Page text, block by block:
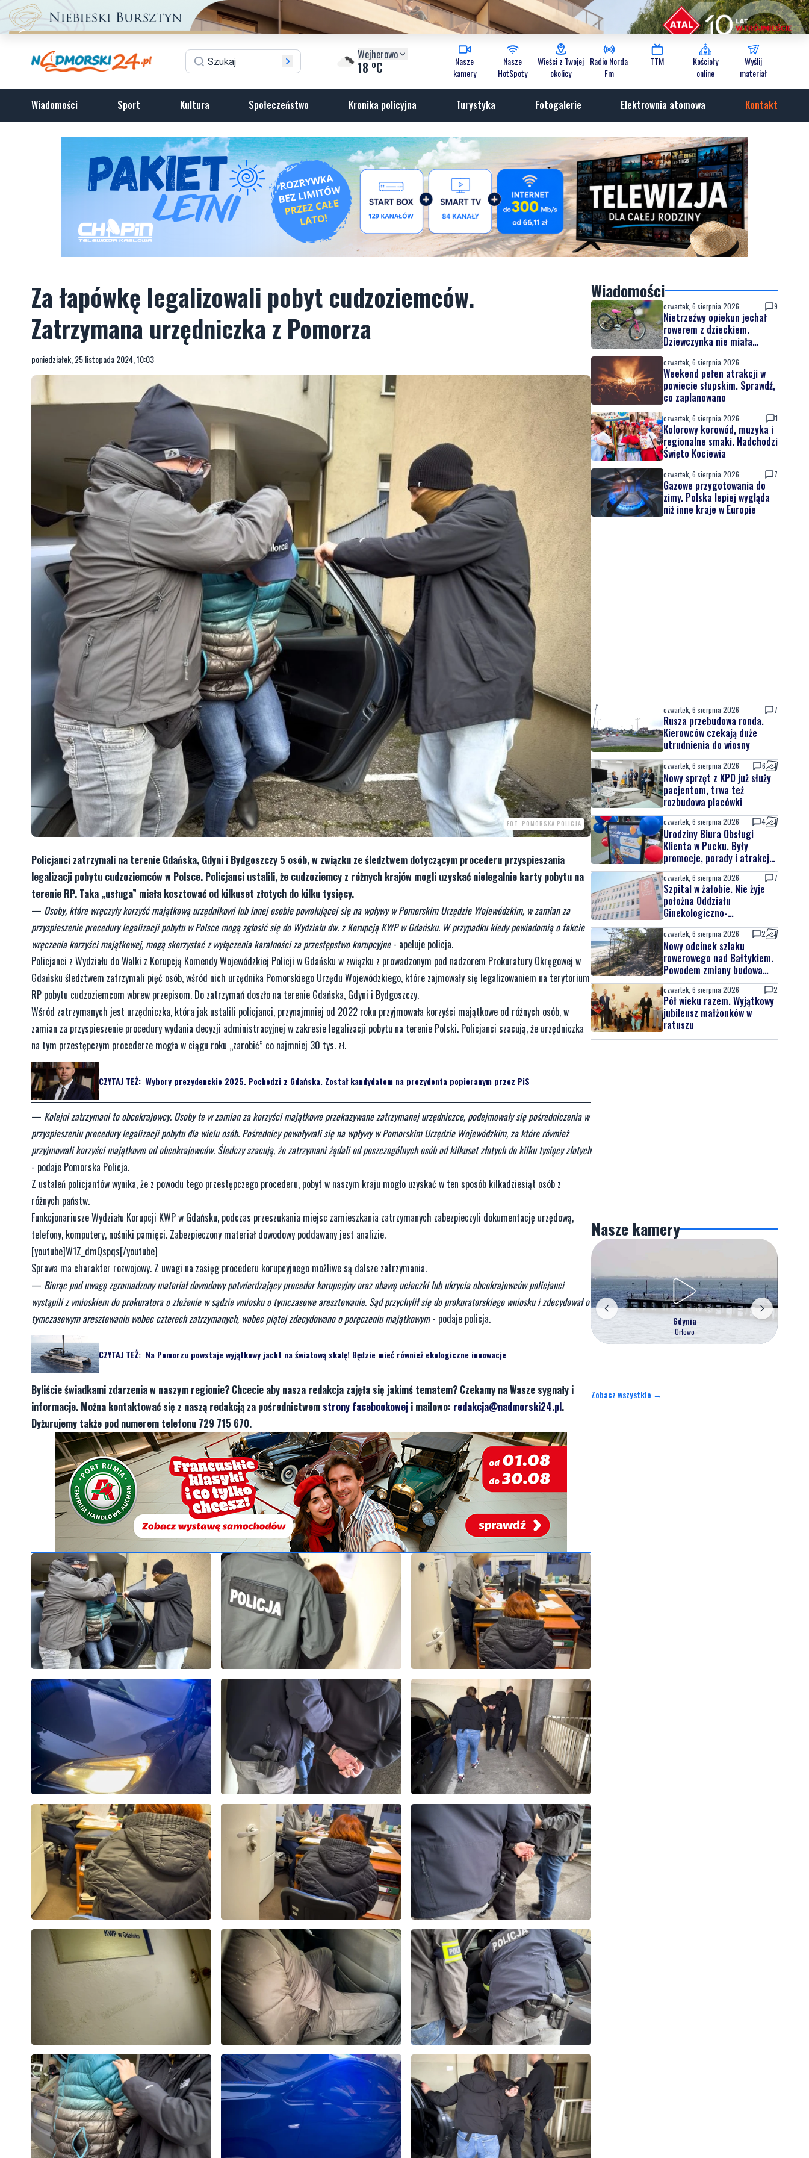
Wejherowo
18 oC
Nasze
kamery
Nasze
HotSpoty
Wieści z Twojej
okolicy
Radio Norda
Fm
TTM
Kościoły
online
Wyślij
materiał
Wiadomości Sport Kultura Społeczeństwo Kronika policyjna Turystyka Fotogalerie Elektrownia atomowa Kontakt
Za łapówkę legalizowali pobyt cudzoziemców.
Zatrzymana urzędniczka z Pomorza
poniedziałek, 25 listopada 2024, 10:03
FOT. POMORSKA POLICJA
Policjanci zatrzymali na terenie Gdańska, Gdyni i Bydgoszczy 5 osób, w związku ze śledztwem dotyczącym procederu przyspieszania
legalizacji pobytu cudzoziemców w Polsce. Policjanci ustalili, że cudzoziemcy z różnych krajów mogli uzyskać nielegalnie karty pobytu na
terenie RP. Taka „usługa” miała kosztować od kilkuset złotych do kilku tysięcy.
— Osoby, które wręczyły korzyść majątkową urzędnikowi lub innej osobie powołującej się na wpływy w Pomorskim Urzędzie Wojewódzkim, w zamian za
przyspieszenie procedury legalizacji pobytu w Polsce mogą zgłosić się do Wydziału dw. z Korupcją KWP w Gdańsku. W przypadku kiedy powiadomią o fakcie
wręczenia korzyści majątkowej, mogą skorzystać z wyłączenia karalności za przestępstwo korupcyjne- apeluje policja.
Policjanci z Wydziału do Walki z Korupcją Komendy Wojewódzkiej Policji w Gdańsku w związku z prowadzonym pod nadzorem Prokuratury Okręgowej w
Gdańsku śledztwem zatrzymali pięć osób, wśród nich urzędnika Pomorskiego Urzędu Wojewódzkiego, które zajmowały się legalizowaniem na terytorium
RP pobytu cudzoziemcom wbrew przepisom. Do zatrzymań doszło na terenie Gdańska, Gdyni i Bydgoszczy.
Wśród zatrzymanych jest urzędniczka, która jak ustalili policjanci, przynajmniej od 2022 roku przyjmowała korzyści majątkowe od różnych osób, w
zamian za przyspieszenie procedury wydania decyzji administracyjnej w zakresie legalizacji pobytu na terenie Polski. Policjanci szacują, że urzędniczka
na tym przestępczym procederze mogła w ciągu roku „zarobić” co najmniej 30 tys. zł.
CZYTAJ TEŻ: Wybory prezydenckie 2025. Pochodzi z Gdańska. Został kandydatem na prezydenta popieranym przez PiS
— Kolejni zatrzymani to obcokrajowcy. Osoby te w zamian za korzyści majątkowe przekazywane zatrzymanej urzędniczce, podejmowały się pośredniczenia w
przyspieszeniu procedury legalizacji pobytu dla wielu osób. Pośrednicy powoływali się na wpływy w Pomorskim Urzędzie Wojewódzkim, za które również
przyjmowali korzyści majątkowe od obcokrajowców. Śledczy szacują, że zatrzymani żądali od poszczególnych osób od kilkuset złotych do kilku tysięcy złotych
- podaje Pomorska Policja.
Z ustaleń policjantów wynika, że z powodu tego przestępczego procederu, pobyt w naszym kraju mogło uzyskać w ten sposób kilkadziesiąt osób z
różnych państw.
Funkcjonariusze Wydziału Korupcji KWP w Gdańsku, podczas przeszukania miejsc zamieszkania zatrzymanych zabezpieczyli dokumentację urzędową,
telefony, komputery, nośniki pamięci. Zabezpieczony materiał dowodowy poddawany jest analizie.
[youtube]W1Z_dmQspqs[/youtube]
Sprawa ma charakter rozwojowy. Z uwagi na zasięg procederu korupcyjnego możliwe są dalsze zatrzymania.
— Biorąc pod uwagę zgromadzony materiał dowodowy potwierdzający proceder korupcyjny oraz obawę ucieczki lub ukrycia obcokrajowców policjanci
wystąpili z wnioskiem do prokuratora o złożenie w sądzie wniosku o tymczasowe aresztowanie. Sąd przychylił się do prokuratorskiego wniosku i zdecydował o
tymczasowym aresztowaniu wobec czterech zatrzymanych, wobec piątej zdecydowano o poręczeniu majątkowym- podaje policja.
CZYTAJ TEŻ: Na Pomorzu powstaje wyjątkowy jacht na światową skalę! Będzie mieć również ekologiczne innowacje
Byliście świadkami zdarzenia w naszym regionie? Chcecie aby nasza redakcja zajęła się jakimś tematem? Czekamy na Wasze sygnały i
informacje. Można kontaktować się z naszą redakcją za pośrednictwem strony facebookowej i mailowo: redakcja@nadmorski24.pl.
Dyżurujemy także pod numerem telefonu 729 715 670.
Wiadomości
czwartek, 6 sierpnia 2026 9
Nietrzeźwy opiekun jechał
rowerem z dzieckiem.
Dziewczynka nie miała
kasku
czwartek, 6 sierpnia 2026
Weekend pełen atrakcji w
powiecie słupskim. Sprawdź,
co zaplanowano
czwartek, 6 sierpnia 2026 1
Kolorowy korowód, muzyka i
regionalne smaki. Nadchodzi
Święto Kociewia
czwartek, 6 sierpnia 2026 7
Gazowe przygotowania do
zimy. Polska lepiej wygląda
niż inne kraje w Europie
czwartek, 6 sierpnia 2026 7
Rusza przebudowa ronda.
Kierowców czekają duże
utrudnienia do wiosny
czwartek, 6 sierpnia 2026 6
Nowy sprzęt z KPO już służy
pacjentom, trwa też
rozbudowa placówki
czwartek, 6 sierpnia 2026 4
Urodziny Biura Obsługi
Klienta w Pucku. Były
promocje, porady i atrakcje
dla najmłodszych
czwartek, 6 sierpnia 2026 7
Szpital w żałobie. Nie żyje
położna Oddziału
Ginekologiczno-
Położniczego
czwartek, 6 sierpnia 2026 2
Nowy odcinek szlaku
rowerowego nad Bałtykiem.
Powodem zmiany budowa
elektrowni jądrowej
czwartek, 6 sierpnia 2026 2
Pół wieku razem. Wyjątkowy
jubileusz małżonków w
ratuszu
Nasze kamery
Gdynia
Orłowo
Zobacz wszystkie →